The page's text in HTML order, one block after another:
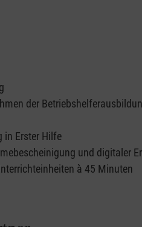
der
in Erster Hilfe
und digitaler
à 45 Minuten